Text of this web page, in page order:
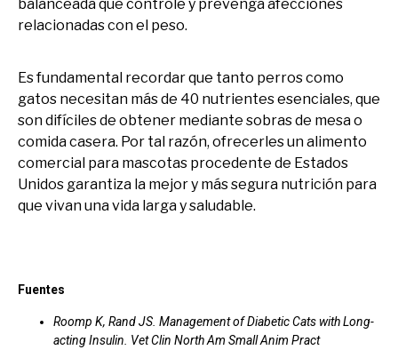
balanceada que controle y prevenga afecciones
relacionadas con el peso.
Es fundamental recordar que tanto perros como
gatos necesitan más de 40 nutrientes esenciales, que
son difíciles de obtener mediante sobras de mesa o
comida casera. Por tal razón, ofrecerles un alimento
comercial para mascotas procedente de Estados
Unidos garantiza la mejor y más segura nutrición para
que vivan una vida larga y saludable.
Fuentes
Roomp K, Rand JS. Management of Diabetic Cats with Long-
acting Insulin. Vet Clin North Am Small Anim Pract